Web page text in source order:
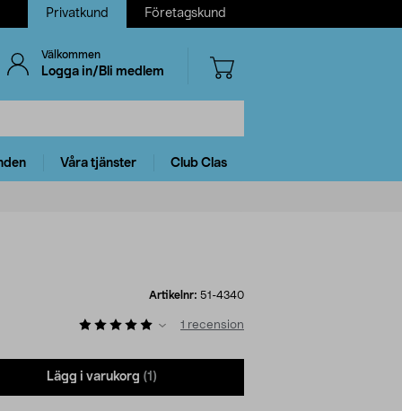
Privatkund Företagskund
Välkommen
Logga in/Bli medlem
Våra tjänster Club Clas
Artikelnr: 51-4340
1 recension
Lägg i varukorg (1)